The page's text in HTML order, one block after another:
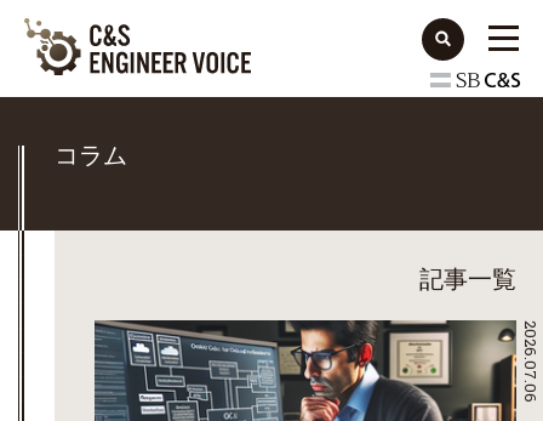
コラム
記事一覧
2026.07.06